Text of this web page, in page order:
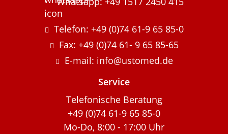
Telefon: +49 (0)74 61-9 65 85-0
Fax: +49 (0)74 61- 9 65 85-65
E-mail: info@ustomed.de
Service
Telefonische Beratung
+49 (0)74 61-9 65 85-0
Mo-Do, 8:00 - 17:00 Uhr